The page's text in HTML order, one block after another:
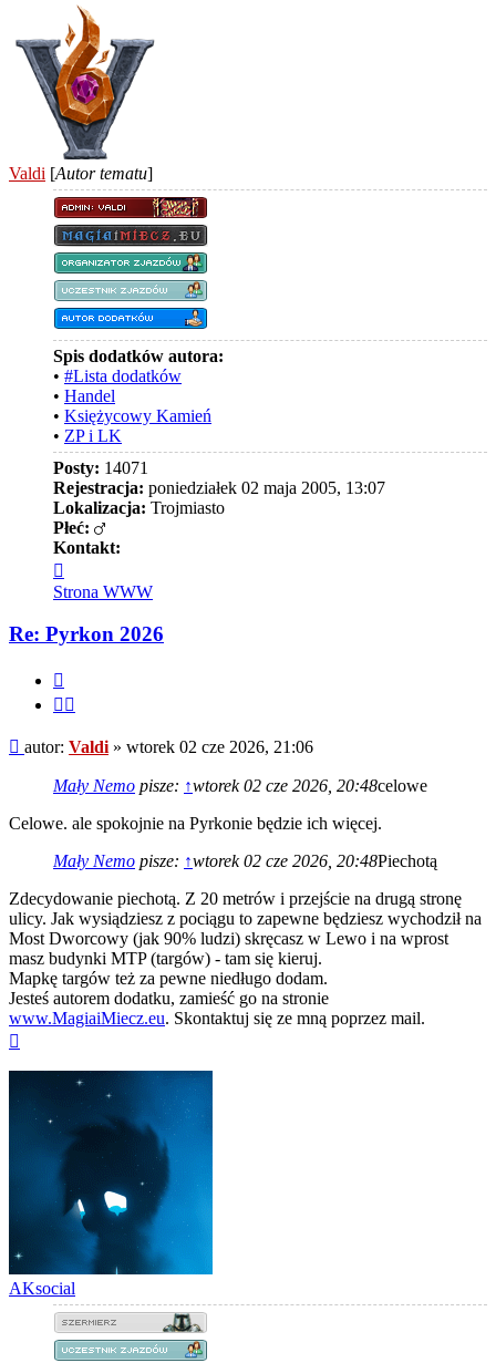
Valdi [Autor tematu]
Spis dodatków autora:
• #Lista dodatków
• Handel
• Księżycowy Kamień
• ZP i LK
Posty: 14071
Rejestracja: poniedziałek 02 maja 2005, 13:07
Lokalizacja: Trojmiasto
Płeć:
Kontakt:
się
z
Valdi
Strona WWW
Re: Pyrkon 2026
Post
autor: Valdi » wtorek 02 cze 2026, 21:06
Mały Nemo pisze: ↑wtorek 02 cze 2026, 20:48celowe
Celowe. ale spokojnie na Pyrkonie będzie ich więcej.
Mały Nemo pisze: ↑wtorek 02 cze 2026, 20:48Piechotą
Zdecydowanie piechotą. Z 20 metrów i przejście na drugą stronę
ulicy. Jak wysiądziesz z pociągu to zapewne będziesz wychodził na
Most Dworcowy (jak 90% ludzi) skręcasz w Lewo i na wprost
masz budynki MTP (targów) - tam się kieruj.
Mapkę targów też za pewne niedługo dodam.
Jesteś autorem dodatku, zamieść go na stronie
www.MagiaiMiecz.eu. Skontaktuj się ze mną poprzez mail.
AKsocial